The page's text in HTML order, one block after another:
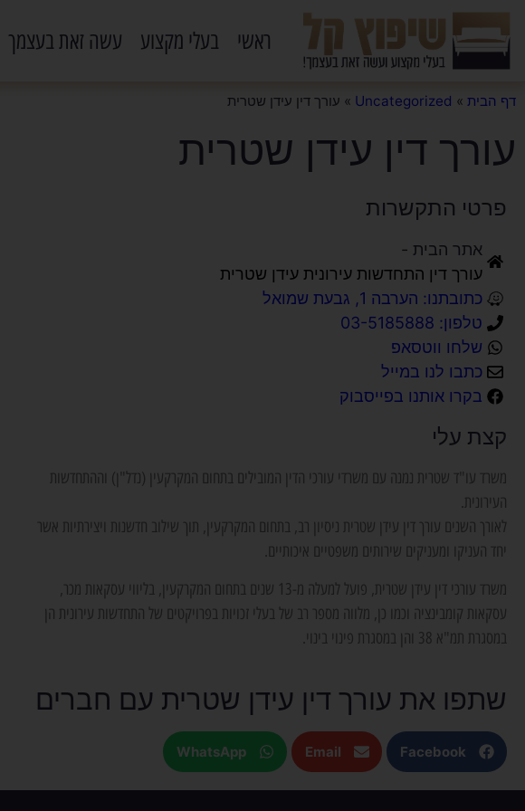
ראשי בעלי מקצוע עשה זאת בעצמך
דף הבית »
Uncategorized
» עורך דין עידן שטרית
עורך דין עידן שטרית
פרטי התקשרות
אתר הבית -
עורך דין התחדשות עירונית עידן שטרית
כתובתנו: הערבה 1, גבעת שמואל
טלפון: 03-5185888
שלחו ווטסאפ
כתבו לנו במייל
בקרו אותנו בפייסבוק
קצת עלי
משרד עו"ד שטרית נמנה עם משרדי עורכי הדין המובילים בתחום המקרקעין (נדל"ן) וההתחדשות
העירונית.
לאורך השנים עורך דין עידן שטרית ניסיון רב, בתחום המקרקעין, תוך שילוב חדשנות ויצירתיות אשר
יחד העניקו ומעניקים שירותים משפטיים איכותיים.
משרד עורכי דין עידן שטרית, פועל למעלה מ-13 שנים בתחום המקרקעין, בליווי עסקאות מכר,
עסקאות קומבינציה וכמו כן, מלווה מספר רב של בעלי זכויות בפרויקטים של התחדשות עירונית הן
במסגרת תמ"א 38 והן במסגרת פינוי בינוי.
שתפו את עורך דין עידן שטרית עם חברים
Facebook
Email
WhatsApp